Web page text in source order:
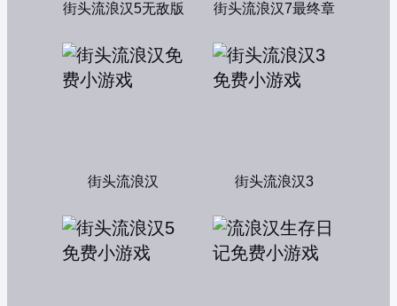
街头流浪汉5无敌版 街头流浪汉7最终章
街头流浪汉 街头流浪汉3